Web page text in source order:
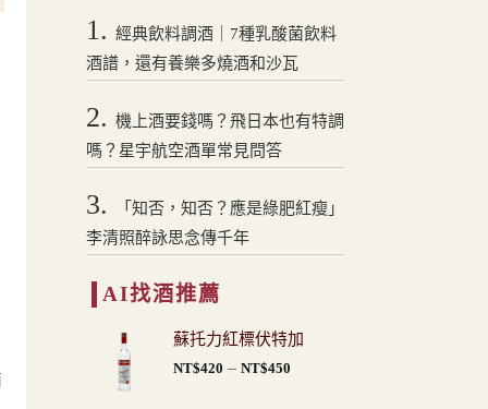
1. 經典飲料調酒｜7種乳酸菌飲料
酒譜，還有養樂多燒酒和沙瓦
2. 機上酒要錢嗎？飛日本也有特調
嗎？星宇航空酒單常見問答
3.
「知否，知否？應是綠肥紅瘦」
李清照醉詠思念傳千年
AI找酒推薦
蘇托力紅標伏特加
NT$420 – NT$450價